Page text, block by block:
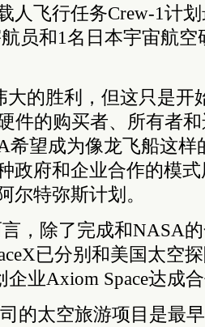
人飞行任务Crew-1计
员和1名日本宇宙航
大的胜利，但这只是开
件的购买者、所有者
希望成为像龙飞船这样
政府和企业合作的模
尔特弥斯计划。
言，除了完成和NASA
已分别和美国太空
企业Axiom Space达成
的太空旅游项目是最